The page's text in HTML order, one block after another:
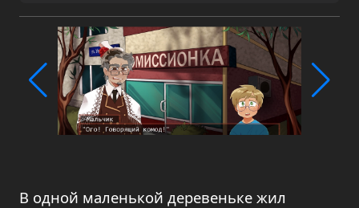
В одной маленькой деревеньке жил